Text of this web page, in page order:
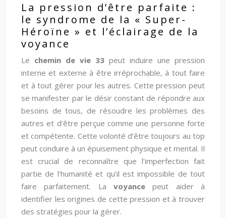
La pression d’être parfaite :
le syndrome de la « Super-
Héroïne » et l’éclairage de la
voyance
Le chemin de vie 33 peut induire une pression
interne et externe à être irréprochable, à tout faire
et à tout gérer pour les autres. Cette pression peut
se manifester par le désir constant de répondre aux
besoins de tous, de résoudre les problèmes des
autres et d’être perçue comme une personne forte
et compétente. Cette volonté d’être toujours au top
peut conduire à un épuisement physique et mental. Il
est crucial de reconnaître que l’imperfection fait
partie de l’humanité et qu’il est impossible de tout
faire parfaitement. La voyancepeut aider à
identifier les origines de cette pression et à trouver
des stratégies pour la gérer.